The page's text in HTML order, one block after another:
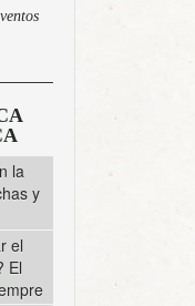
la
y
el
El